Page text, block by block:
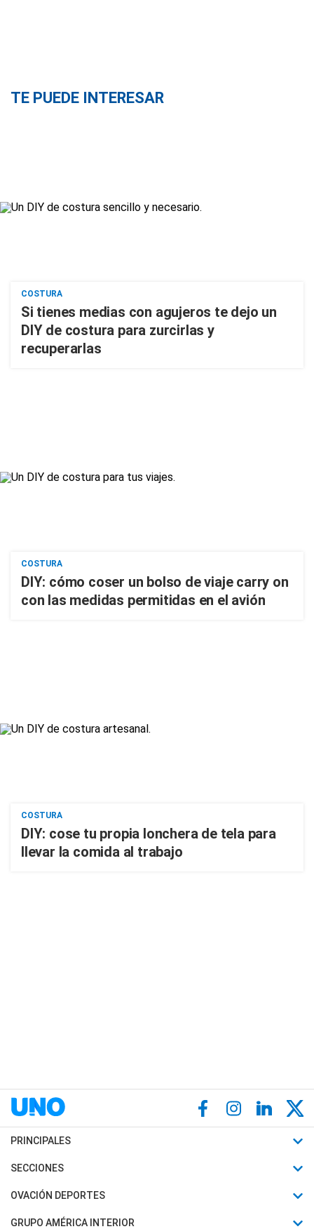
TE PUEDE INTERESAR
COSTURA
Si tienes medias con agujeros te dejo un
DIY de costura para zurcirlas y
recuperarlas
COSTURA
DIY: cómo coser un bolso de viaje carry on
con las medidas permitidas en el avión
COSTURA
DIY: cose tu propia lonchera de tela para
llevar la comida al trabajo
PRINCIPALES
Últimas Noticias
Política
SECCIONES
Horóscopo
Motores
OVACIÓN DEPORTES
Fútbol
GRUPO AMÉRICA INTERIOR